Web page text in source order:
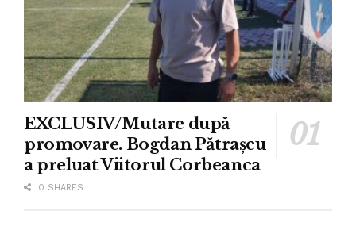
EXCLUSIV/Mutare după
promovare. Bogdan Pătrașcu
a preluat Viitorul Corbeanca
0 SHARES